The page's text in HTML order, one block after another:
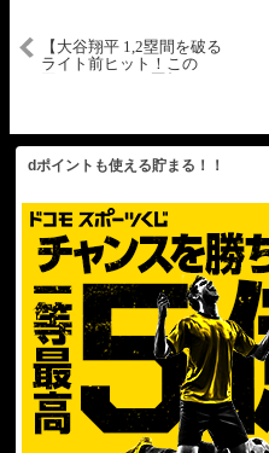
【大谷翔平 1,2塁間を破る
ライト前ヒット！この
ドジャース MLB2026シー
ズン 5.31
dポイントも使える貯まる！！